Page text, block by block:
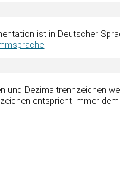
ist in Deutscher
und Dezimaltrennzeichen
entspricht immer